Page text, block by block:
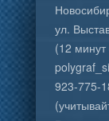
ул.
(12
923-775-